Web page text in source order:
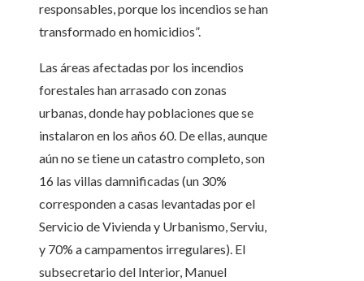
responsables, porque los incendios se han
transformado en homicidios”.
Las áreas afectadas por los incendios
forestales han arrasado con zonas
urbanas, donde hay poblaciones que se
instalaron en los años 60. De ellas, aunque
aún no se tiene un catastro completo, son
16 las villas damnificadas (un 30%
corresponden a casas levantadas por el
Servicio de Vivienda y Urbanismo, Serviu,
y 70% a campamentos irregulares). El
subsecretario del Interior, Manuel